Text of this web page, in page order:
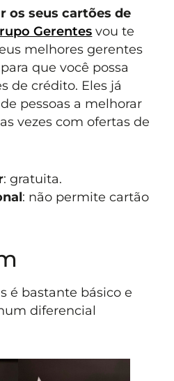
os seus cartões de
Gerentes vou te
melhores gerentes
que você possa
de crédito. Eles já
pessoas a melhorar
vezes com ofertas de
: gratuita.
: não permite cartão
é bastante básico e
diferencial